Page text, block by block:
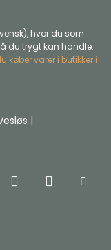
hvor du som
du trygt kan handle.
køber varer i butikker i
|